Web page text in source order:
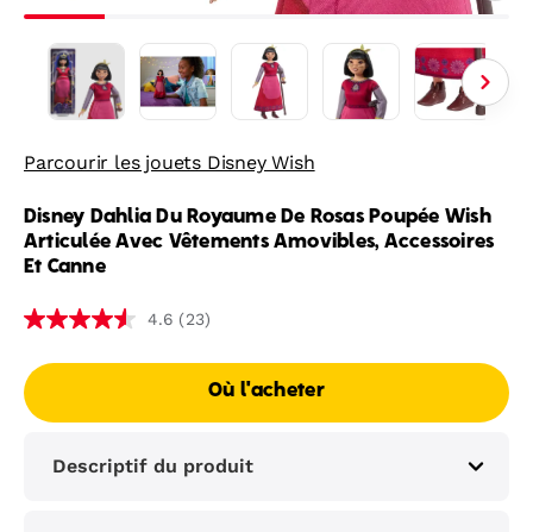
Parcourir les jouets Disney Wish
Disney Dahlia Du Royaume De Rosas Poupée Wish
Articulée Avec Vêtements Amovibles, Accessoires
Et Canne
4.6 (23)
Où l'acheter
Descriptif du produit